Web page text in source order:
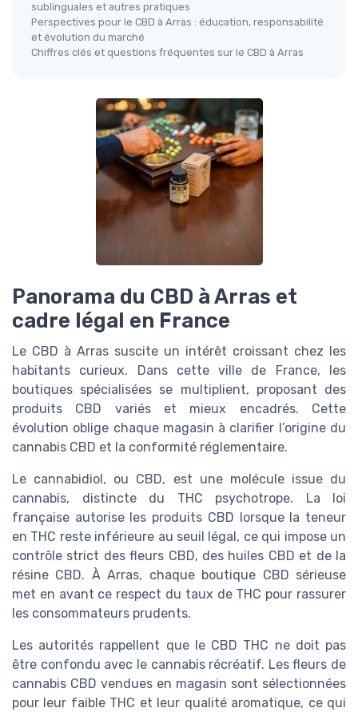
sublinguales et autres pratiques
Perspectives pour le CBD à Arras : éducation, responsabilité
et évolution du marché
Chiffres clés et questions fréquentes sur le CBD à Arras
Panorama du CBD à Arras et
cadre légal en France
Le CBD à Arras suscite un intérêt croissant chez les
habitants curieux. Dans cette ville de France, les
boutiques spécialisées se multiplient, proposant des
produits CBD variés et mieux encadrés. Cette
évolution oblige chaque magasin à clarifier l’origine du
cannabis CBD et la conformité réglementaire.
Le cannabidiol, ou CBD, est une molécule issue du
cannabis, distincte du THC psychotrope. La loi
française autorise les produits CBD lorsque la teneur
en THC reste inférieure au seuil légal, ce qui impose un
contrôle strict des fleurs CBD, des huiles CBD et de la
résine CBD. À Arras, chaque boutique CBD sérieuse
met en avant ce respect du taux de THC pour rassurer
les consommateurs prudents.
Les autorités rappellent que le CBD THC ne doit pas
être confondu avec le cannabis récréatif. Les fleurs de
cannabis CBD vendues en magasin sont sélectionnées
pour leur faible THC et leur qualité aromatique, ce qui